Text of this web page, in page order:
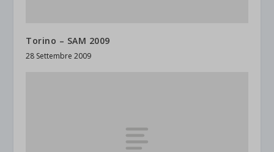
Torino – SAM 2009
28 Settembre 2009